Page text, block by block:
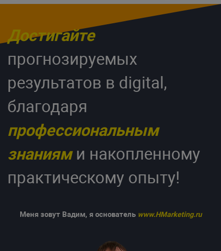
Достигайте
прогнозируемых
результатов в digital,
благодаря
профессиональным
знаниями накопленному
практическому опыту!
Меня зовут Вадим, я основатель www.HMarketing.ru